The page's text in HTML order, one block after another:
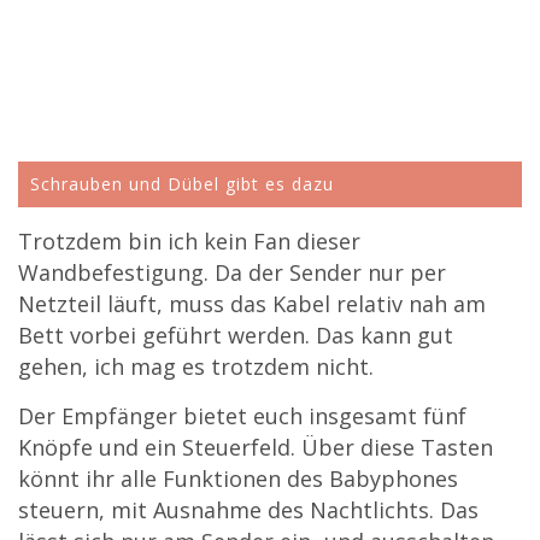
Schrauben und Dübel gibt es dazu
Trotzdem bin ich kein Fan dieser
Wandbefestigung. Da der Sender nur per
Netzteil läuft, muss das Kabel relativ nah am
Bett vorbei geführt werden. Das kann gut
gehen, ich mag es trotzdem nicht.
Der Empfänger bietet euch insgesamt fünf
Knöpfe und ein Steuerfeld. Über diese Tasten
könnt ihr alle Funktionen des Babyphones
steuern, mit Ausnahme des Nachtlichts. Das